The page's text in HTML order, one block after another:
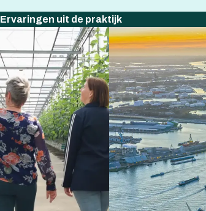
Ervaringen uit de praktijk